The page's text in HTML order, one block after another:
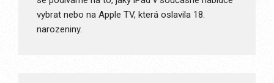
vybrat nebo na Apple TV, která oslavila 18.
narozeniny.